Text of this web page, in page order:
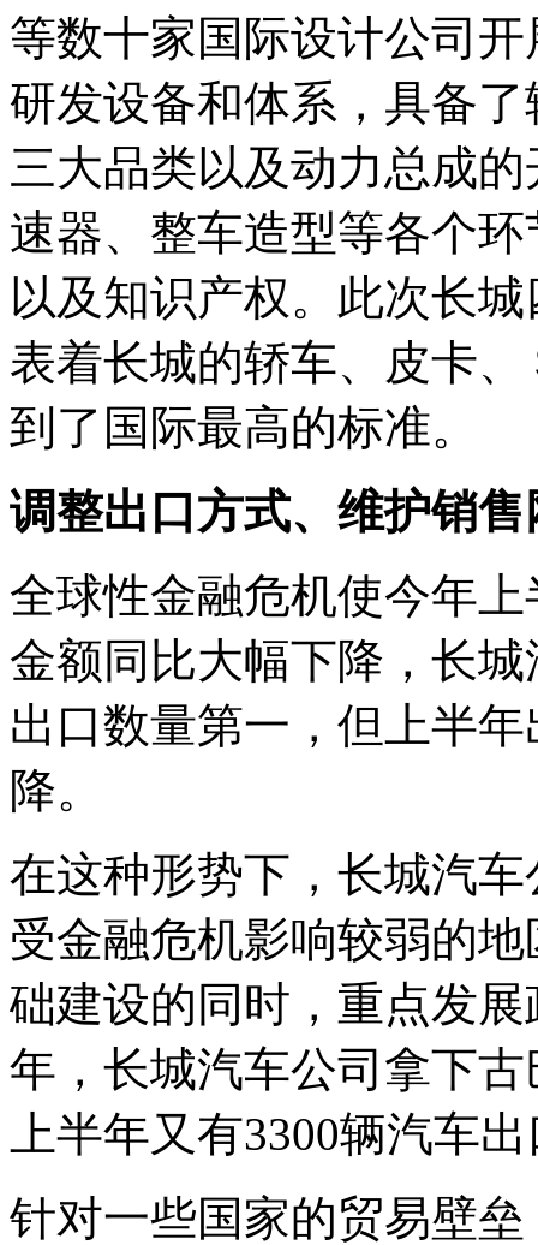
等数十家国际设计公司
研发设备和体系，具备
三大品类以及动力总成
速器、整车造型等各个
以及知识产权。此次长
表着长城的轿车、皮卡
到了国际最高的标准。
调整出口方式、维护销
全球性金融危机使今年
金额同比大幅下降，长
出口数量第一，但上半
降。
在这种形势下，长城汽
受金融危机影响较弱的
础建设的同时，重点发
年，长城汽车公司拿下
上半年又有3300辆汽车
针对一些国家的贸易壁